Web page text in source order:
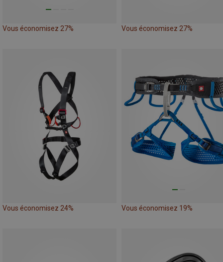
Vous économisez 27% Vous économisez 27%
Vous économisez 24% Vous économisez 19%